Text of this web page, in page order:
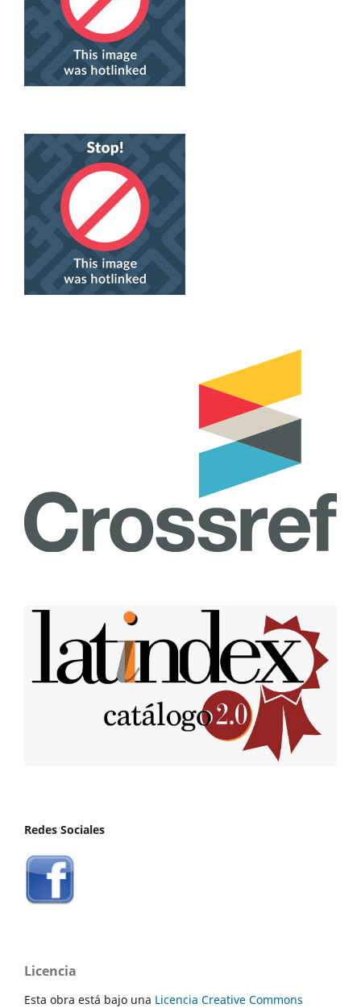
Redes Sociales
Licencia
Esta obra está bajo una Licencia Creative Commons